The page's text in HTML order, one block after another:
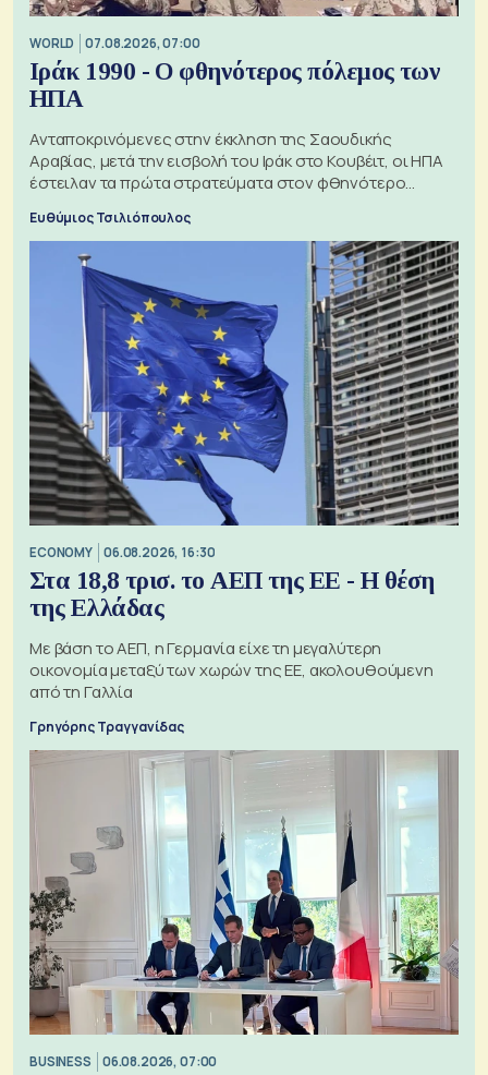
WORLD 07.08.2026, 07:00
Ιράκ 1990 - Ο φθηνότερος πόλεμος των
ΗΠΑ
Ανταποκρινόμενες στην έκκληση της Σαουδικής
Αραβίας, μετά την εισβολή του Ιράκ στο Κουβέιτ, οι ΗΠΑ
έστειλαν τα πρώτα στρατεύματα στον φθηνότερο
πόλεμο της ιστορίας τους
Ευθύμιος Τσιλιόπουλος
ECONOMY 06.08.2026, 16:30
Στα 18,8 τρισ. το ΑΕΠ της ΕΕ - Η θέση
της Ελλάδας
Με βάση το ΑΕΠ, η Γερμανία είχε τη μεγαλύτερη
οικονομία μεταξύ των χωρών της ΕΕ, ακολουθούμενη
από τη Γαλλία
Γρηγόρης Τραγγανίδας
BUSINESS 06.08.2026, 07:00